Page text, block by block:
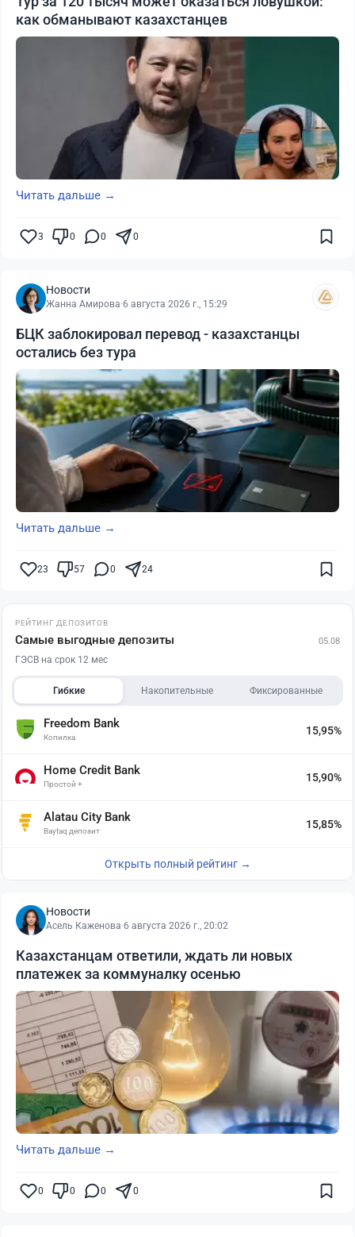
как обманывают казахстанцев
Читать дальше →
3 0 0 0
Новости
Жанна Амирова·6 августа 2026 г., 15:29
БЦК заблокировал перевод - казахстанцы
остались без тура
Читать дальше →
23 57 0 24
РЕЙТИНГ ДЕПОЗИТОВ
Самые выгодные депозиты 05.08
ГЭСВ на срок 12 мес
Гибкие Накопительные Фиксированные
Freedom Bank
Копилка
15,95%
Home Credit Bank
Простой +
15,90%
Alatau City Bank
Baytaq депозит
15,85%
Открыть полный рейтинг →
Новости
Асель Каженова·6 августа 2026 г., 20:02
Казахстанцам ответили, ждать ли новых
платежек за коммуналку осенью
Читать дальше →
0 0 0 0